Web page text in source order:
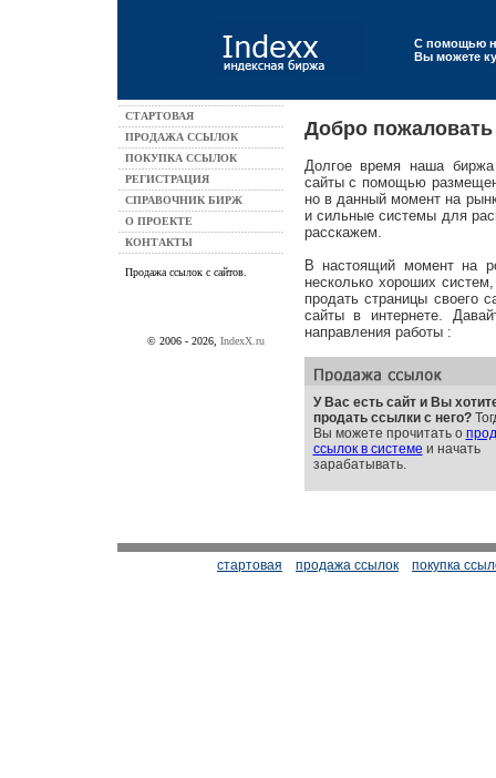
С помощью
Вы можете
СТАРТОВАЯ
ПРОДАЖА ССЫЛОК
ПОКУПКА ССЫЛОК
РЕГИСТРАЦИЯ
СПРАВОЧНИК БИРЖ
О ПРОЕКТЕ
КОНТАКТЫ
Продажа ссылок с сайтов.
© 2006 - 2026, IndexX.ru
Добро
Долгое время наша биржа
сайты с помощью
но в данный момент на
и сильные системы для
расскажем.
В настоящий момент на
несколько хороших
продать страницы своего
сайты в интернете.
направления работы :
У Вас есть сайт и Вы
продать ссылки с него?
Вы можете прочитать о
ссылок в системе и начать
зарабатывать.
стартовая продажа ссылок покупка